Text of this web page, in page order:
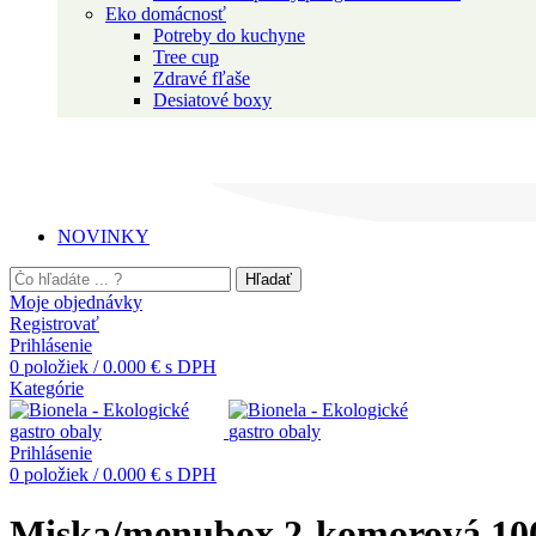
Eko domácnosť
Potreby do kuchyne
Tree cup
Zdravé fľaše
Desiatové boxy
NOVINKY
Hľadať
Moje objednávky
Registrovať
Prihlásenie
0 položiek / 0.000 € s DPH
Kategórie
Prihlásenie
0 položiek / 0.000 € s DPH